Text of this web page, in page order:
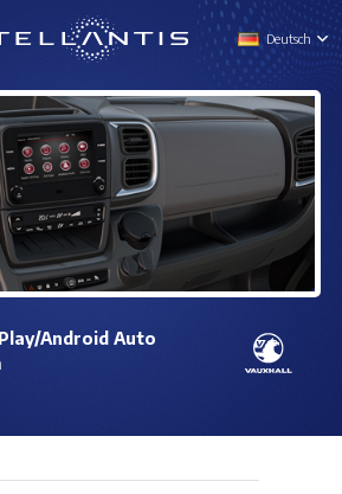
Deutsch
Android Auto